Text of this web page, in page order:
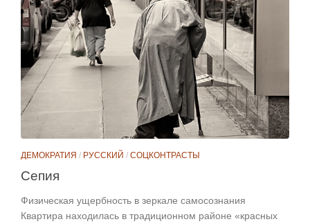
ДЕМОКРАТИЯ / РУССКИЙ / СОЦКОНТРАСТЫ
Сепия
Физическая ущербность в зеркале самосознания
Квартира находилась в традиционном районе «красных